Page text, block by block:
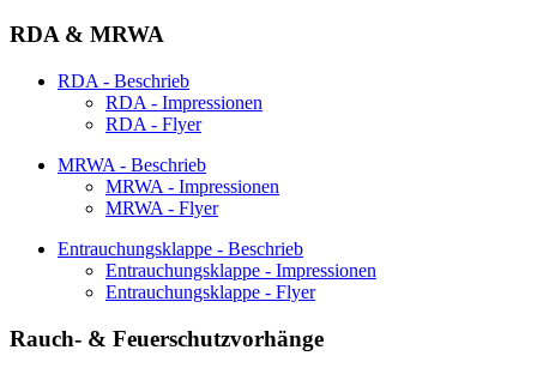
RDA & MRWA
RDA - Beschrieb
RDA - Impressionen
RDA - Flyer
MRWA - Beschrieb
MRWA - Impressionen
MRWA - Flyer
Entrauchungsklappe - Beschrieb
Entrauchungsklappe - Impressionen
Entrauchungsklappe - Flyer
Rauch- & Feuerschutzvorhänge